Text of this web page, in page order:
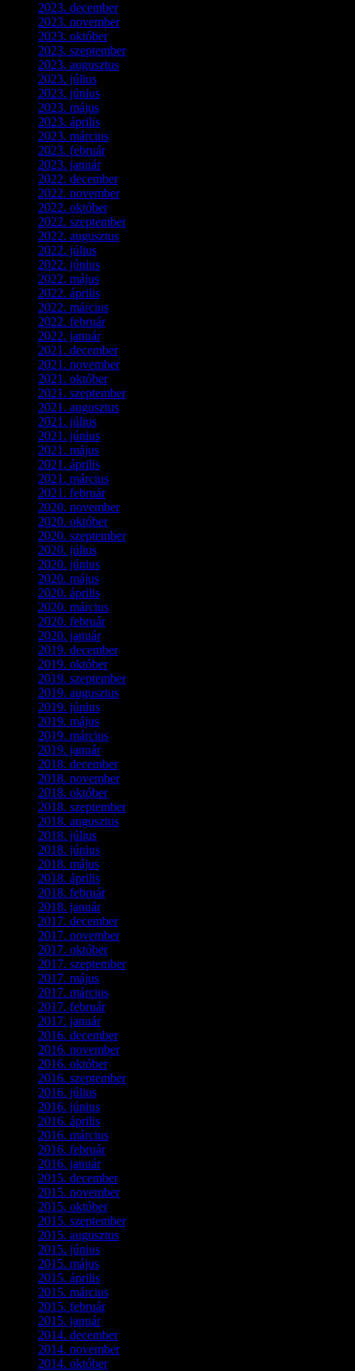
2023. december(1)
2023. november(1)
2023. október(5)
2023. szeptember(3)
2023. augusztus
2023. július
2023. június
2023. május
2023. április
2023. március
2023. február(4)
2023. január(1)
2022. december(2)
2022. november(4)
2022. október(8)
2022. szeptember(9)
2022. augusztus
2022. július
2022. június
2022. május
2022. április
2022. március
2022. február(4)
2022. január(3)
2021. december(2)
2021. november(5)
2021. október(8)
2021. szeptember(4)
2021. augusztus
2021. július
2021. június
2021. május
2021. április
2021. március
2021. február(4)
2020. november(4)
2020. október(4)
2020. szeptember(1)
2020. július
2020. június
2020. május
2020. április
2020. március
2020. február(6)
2020. január(1)
2019. december(4)
2019. október(3)
2019. szeptember(2)
2019. augusztus
2019. június
2019. május
2019. március
2019. január(1)
2018. december(3)
2018. november(1)
2018. október(1)
2018. szeptember(1)
2018. augusztus
2018. július
2018. június
2018. május
2018. április
2018. február(2)
2018. január(2)
2017. december(4)
2017. november(3)
2017. október(4)
2017. szeptember(1)
2017. május
2017. március
2017. február(1)
2017. január(2)
2016. december(1)
2016. november(1)
2016. október(6)
2016. szeptember(5)
2016. július
2016. június
2016. április
2016. március
2016. február(3)
2016. január(2)
2015. december(1)
2015. november(4)
2015. október(4)
2015. szeptember(5)
2015. augusztus
2015. június
2015. május
2015. április
2015. március
2015. február(2)
2015. január(5)
2014. december(4)
2014. november(1)
2014. október(2)